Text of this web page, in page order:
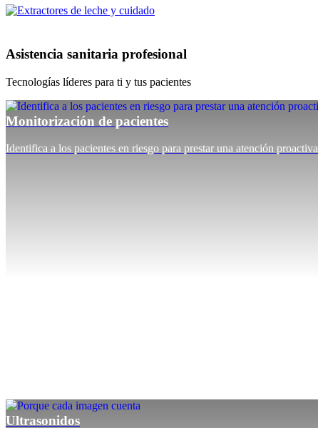
Asistencia sanitaria profesional
Tecnologías líderes para ti y tus pacientes
Monitorización de pacientes
Identifica a los pacientes en riesgo para prestar una atención proactiva
Ultrasonidos